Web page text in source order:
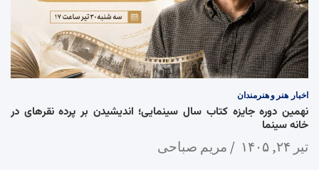
اخبار هنر و هنرمندان
نهمین دوره جایزه کتاب سال سینمایی؛ اندیشیدن بر پرده نقرهای در
خانه سینما
تیر ۲۴, ۱۴۰۵ مریم صباحی